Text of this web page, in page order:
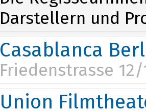
Darstellern und
Casablanca
Friedenstrasse 12/
Union